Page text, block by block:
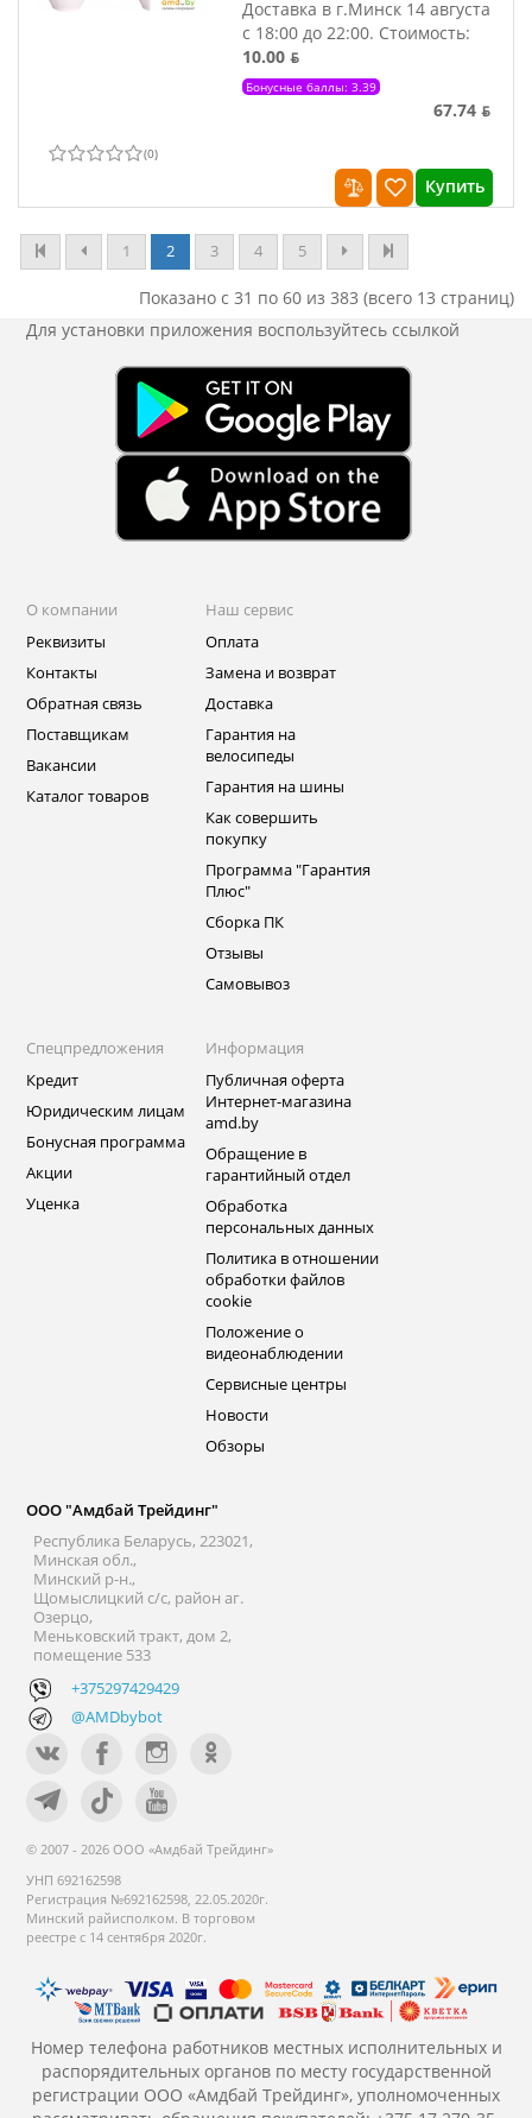
Доставка в г.Минск 14 августа
с 18:00 до 22:00. Стоимость:
10.00 ƃ
Бонусные баллы: 3.39
67.74 ƃ
(0)
Купить
1 2 3 4 5
Показано с 31 по 60 из 383 (всего 13 страниц)
Для установки приложения воспользуйтесь ссылкой
О компании
Реквизиты
Контакты
Обратная связь
Поставщикам
Вакансии
Каталог товаров
Наш сервис
Оплата
Замена и возврат
Доставка
Гарантия на
велосипеды
Гарантия на шины
Как совершить
покупку
Программа "Гарантия
Плюс"
Сборка ПК
Отзывы
Самовывоз
Спецпредложения
Кредит
Юридическим лицам
Бонусная программа
Акции
Уценка
Информация
Публичная оферта
Интернет-магазина
amd.by
Обращение в
гарантийный отдел
Обработка
персональных данных
Политика в отношении
обработки файлов
cookie
Положение о
видеонаблюдении
Сервисные центры
Новости
Обзоры
ООО "Амдбай Трейдинг"
Республика Беларусь, 223021,
Минская обл.,
Минский р-н.,
Щомыслицкий с/с, район аг.
Озерцо,
Меньковский тракт, дом 2,
помещение 533
+375297429429
@AMDbybot
© 2007 - 2026 ООО «Амдбай Трейдинг»
УНП 692162598
Регистрация №692162598, 22.05.2020г.
Минский райисполком. В торговом
реестре с 14 сентября 2020г.
Номер телефона работников местных исполнительных и
распорядительных органов по месту государственной
регистрации ООО «Амдбай Трейдинг», уполномоченных